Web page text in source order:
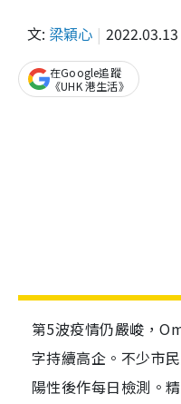
文: 梁穎心 2022.03.13
在Google追蹤
《UHK 港生活》
第5波疫情仍嚴峻，
字持續高企。不少市
陽性後作每日檢測。